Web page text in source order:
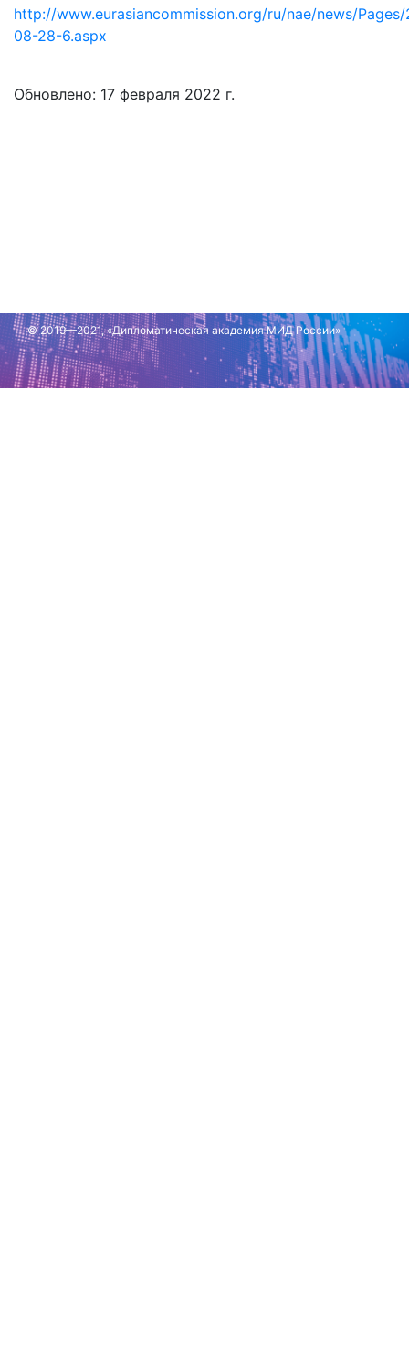
http://www.eurasiancommission.org/ru/nae/news/
08-28-6.aspx
Обновлено: 17 февраля 2022 г.
© 2019—2021, «Дипломатическая академия МИД России»